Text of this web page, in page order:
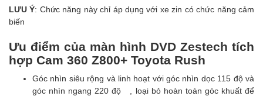
LƯU Ý: Chức năng này chỉ áp dụng với xe zin có chức năng cảm
biến
Ưu điểm của màn hình DVD Zestech tích
hợp Cam 360 Z800+ Toyota Rush
Góc nhìn siêu rộng và linh hoạt với góc nhìn dọc 115 độ và
góc nhìn ngang 220 độ , loại bỏ hoàn toàn góc khuất để